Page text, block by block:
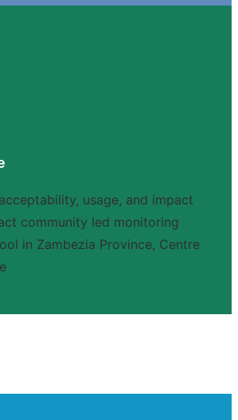
usage, and impact
community led monitoring
in Zambezia Province, Centre